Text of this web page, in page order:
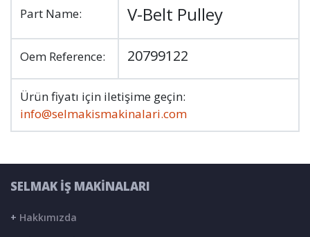
Part Name: V-Belt Pulley
Oem Reference: 20799122
Ürün fiyatı için iletişime geçin:
info@selmakismakinalari.com
SELMAK İŞ MAKİNALARI
+ Hakkımızda